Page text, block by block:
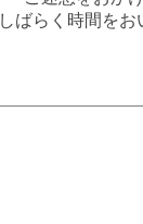
しばらく時間を